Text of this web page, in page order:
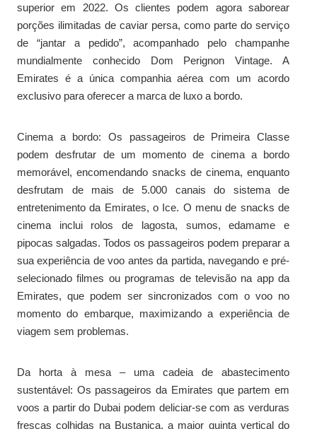
superior em 2022. Os clientes podem agora saborear
porções ilimitadas de caviar persa, como parte do serviço
de “jantar a pedido”, acompanhado pelo champanhe
mundialmente conhecido Dom Perignon Vintage. A
Emirates é a única companhia aérea com um acordo
exclusivo para oferecer a marca de luxo a bordo.
Cinema a bordo: Os passageiros de Primeira Classe
podem desfrutar de um momento de cinema a bordo
memorável, encomendando snacks de cinema, enquanto
desfrutam de mais de 5.000 canais do sistema de
entretenimento da Emirates, o Ice. O menu de snacks de
cinema inclui rolos de lagosta, sumos, edamame e
pipocas salgadas. Todos os passageiros podem preparar a
sua experiência de voo antes da partida, navegando e pré-
selecionado filmes ou programas de televisão na app da
Emirates, que podem ser sincronizados com o voo no
momento do embarque, maximizando a experiência de
viagem sem problemas.
Da horta à mesa – uma cadeia de abastecimento
sustentável: Os passageiros da Emirates que partem em
voos a partir do Dubai podem deliciar-se com as verduras
frescas colhidas na Bustanica, a maior quinta vertical do